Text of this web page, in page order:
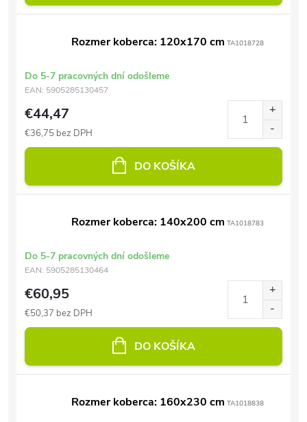
Rozmer koberca: 120x170 cm TA1018728
Do 5-7 pracovných dní odošleme
EAN: 5905285130457
€44,47
€36,75 bez DPH
DO KOŠÍKA
Rozmer koberca: 140x200 cm TA1018783
Do 5-7 pracovných dní odošleme
EAN: 5905285130464
€60,95
€50,37 bez DPH
DO KOŠÍKA
Rozmer koberca: 160x230 cm TA1018838